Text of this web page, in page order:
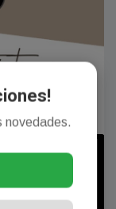
novedades.